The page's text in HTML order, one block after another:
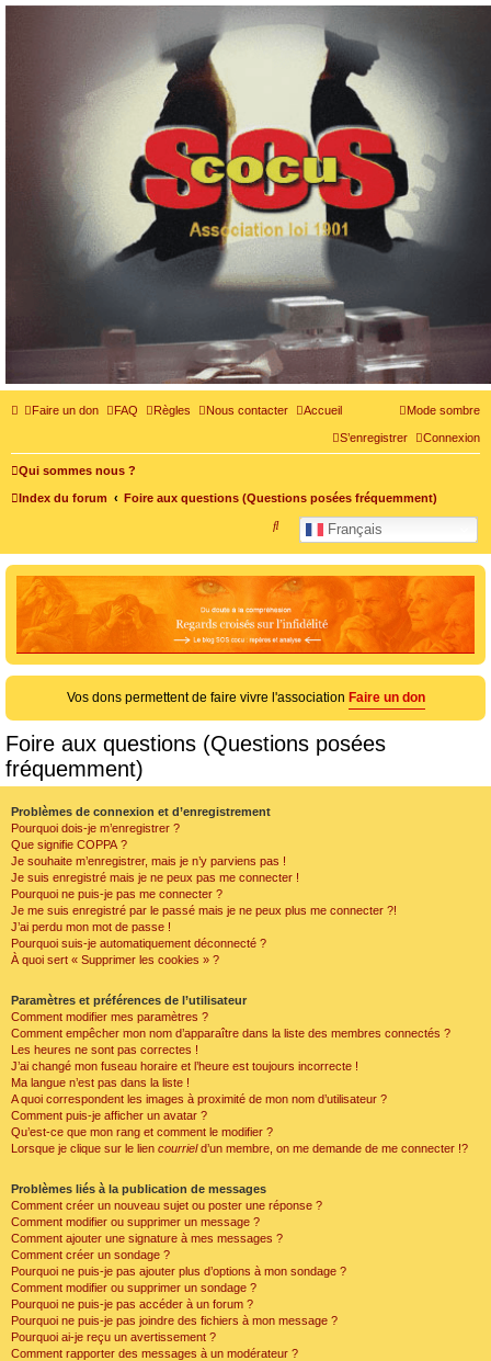
SOS cocu
SOS cocu est une association loi 1901 dont l'objet est le soutien aux victimes d'adultère.
Pouvoir parler, se confier, recevoir un soutien moral pour traverser une situation
personnelle douloureuse
Mode sombre
Faire un don FAQ Règles Nous contacter Accueil
Connexion
S’enregistrer
Qui sommes nous ?
Index du forum Foire aux questions (Questions posées fréquemment)
Français
R
c
e
r
Vos dons permettent de faire vivre l'association Faire un don
Foire aux questions (Questions posées
fréquemment)
Problèmes de connexion et d’enregistrement
Pourquoi dois-je m’enregistrer ?
Que signifie COPPA ?
Je souhaite m’enregistrer, mais je n’y parviens pas !
Je suis enregistré mais je ne peux pas me connecter !
Pourquoi ne puis-je pas me connecter ?
Je me suis enregistré par le passé mais je ne peux plus me connecter ?!
J’ai perdu mon mot de passe !
Pourquoi suis-je automatiquement déconnecté ?
À quoi sert « Supprimer les cookies » ?
Paramètres et préférences de l’utilisateur
Comment modifier mes paramètres ?
Comment empêcher mon nom d’apparaître dans la liste des membres connectés ?
Les heures ne sont pas correctes !
J’ai changé mon fuseau horaire et l’heure est toujours incorrecte !
Ma langue n’est pas dans la liste !
A quoi correspondent les images à proximité de mon nom d’utilisateur ?
Comment puis-je afficher un avatar ?
Qu’est-ce que mon rang et comment le modifier ?
Lorsque je clique sur le lien courrield’un membre, on me demande de me connecter !?
Problèmes liés à la publication de messages
Comment créer un nouveau sujet ou poster une réponse ?
Comment modifier ou supprimer un message ?
Comment ajouter une signature à mes messages ?
Comment créer un sondage ?
Pourquoi ne puis-je pas ajouter plus d’options à mon sondage ?
Comment modifier ou supprimer un sondage ?
Pourquoi ne puis-je pas accéder à un forum ?
Pourquoi ne puis-je pas joindre des fichiers à mon message ?
Pourquoi ai-je reçu un avertissement ?
Comment rapporter des messages à un modérateur ?